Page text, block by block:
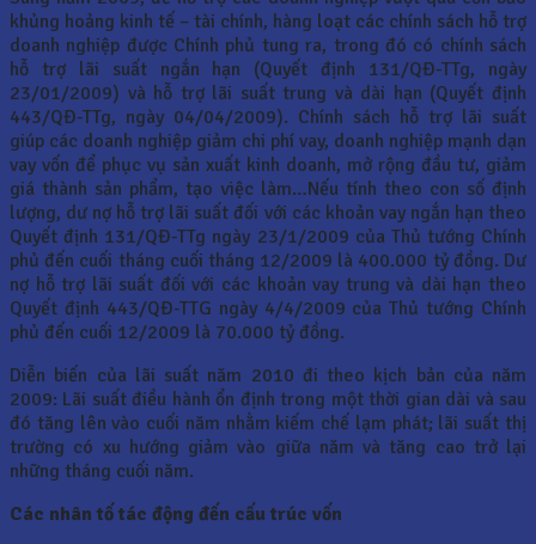
khủng hoảng kinh tế – tài chính, hàng loạt các chính sách hỗ trợ
doanh nghiệp được Chính phủ tung ra, trong đó có chính sách
hỗ trợ lãi suất ngắn hạn (Quyết định 131/QĐ-TTg, ngày
23/01/2009) và hỗ trợ lãi suất trung và dài hạn (Quyết định
443/QĐ-TTg, ngày 04/04/2009). Chính sách hỗ trợ lãi suất
giúp các doanh nghiệp giảm chi phí vay, doanh nghiệp mạnh dạn
vay vốn để phục vụ sản xuất kinh doanh, mở rộng đầu tư, giảm
giá thành sản phẩm, tạo việc làm…Nếu tính theo con số định
lượng, dư nợ hỗ trợ lãi suất đối với các khoản vay ngắn hạn theo
Quyết định 131/QĐ-TTg ngày 23/1/2009 của Thủ tướng Chính
phủ đến cuối tháng cuối tháng 12/2009 là 400.000 tỷ đồng. Dư
nợ hỗ trợ lãi suất đối với các khoản vay trung và dài hạn theo
Quyết định 443/QĐ-TTG ngày 4/4/2009 của Thủ tướng Chính
phủ đến cuối 12/2009 là 70.000 tỷ đồng.
Diễn biến của lãi suất năm 2010 đi theo kịch bản của năm
2009: Lãi suất điều hành ổn định trong một thời gian dài và sau
đó tăng lên vào cuối năm nhằm kiếm chế lạm phát; lãi suất thị
trường có xu hướng giảm vào giữa năm và tăng cao trở lại
những tháng cuối năm.
Các nhân tố tác động đến cấu trúc vốn